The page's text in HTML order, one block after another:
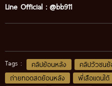
Line Official : @bb911
Tags : คลิปย้อนหลัง คลิปวัวชน
ถ่ายทอดสดย้อนหลัง
พี่เสือแดนใต้